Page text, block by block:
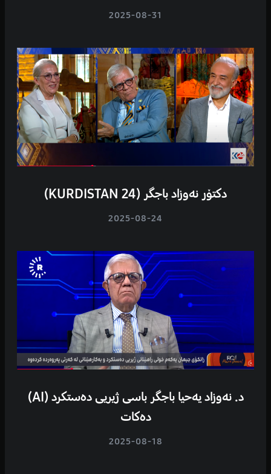
2025-08-31
دکتۆر نەوزاد باجگر (KURDISTAN 24)
2025-08-24
د. نەوزاد یەحیا باجگر باسی ژیریی دەستکرد (AI)
دەکات
2025-08-18